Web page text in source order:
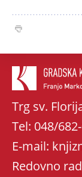
Trg sv.
Tel: 048/
E-mail:
Redovno